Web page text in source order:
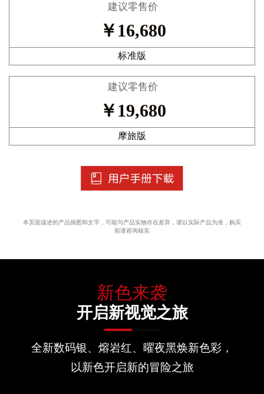
建议零售价
￥ 16,680
标准版
建议零售价
￥ 19,680
摩旅版
本页面描述的产品插图和文字，可能与产品实物存在差异，请以实际产品为准，购买
前请咨询核实
新色来袭
开启新视觉之旅
全新数码银、熔岩红、曜夜黑焕新色彩，
以新色开启新的冒险之旅